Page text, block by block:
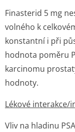
Finasterid 5 mg
volného k
konstantní i při
hodnota poměru
karcinomu
hodnoty.
Lékové
Vliv na hladinu PSA